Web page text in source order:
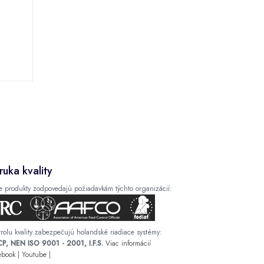
kvality
produkty zodpovedajú požiadavkám týchto organizácií:
kvality zabezpečujú holandské riadiace systémy:
NEN ISO 9001 - 2001, I.F.S. Viac informácií
| Youtube |